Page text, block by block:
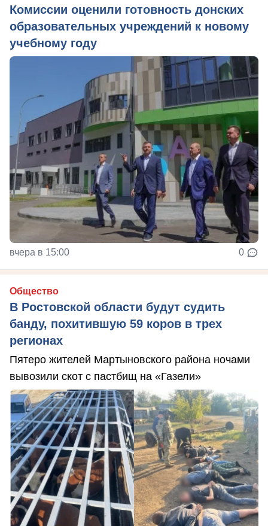
Комиссии оценили готовность донских
образовательных учреждений к новому
учебному году
вчера в 15:00 0
Общество
В Ростовской области будут судить
банду, похитившую 59 коров в трех
регионах
Пятеро жителей Мартыновского района ночами
вывозили скот с пастбищ на «Газели»